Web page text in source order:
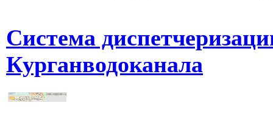
Система
Курганводоканала